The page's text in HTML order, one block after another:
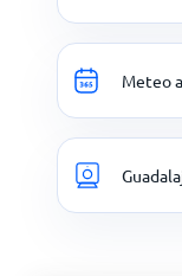
Meteo